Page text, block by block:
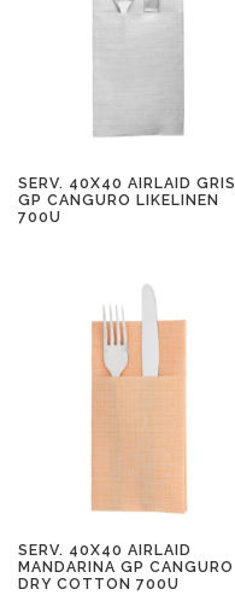
SERV. 40X40 AIRLAID GRIS
GP CANGURO LIKELINEN
700U
SERV. 40X40 AIRLAID
MANDARINA GP CANGURO
DRY COTTON 700U